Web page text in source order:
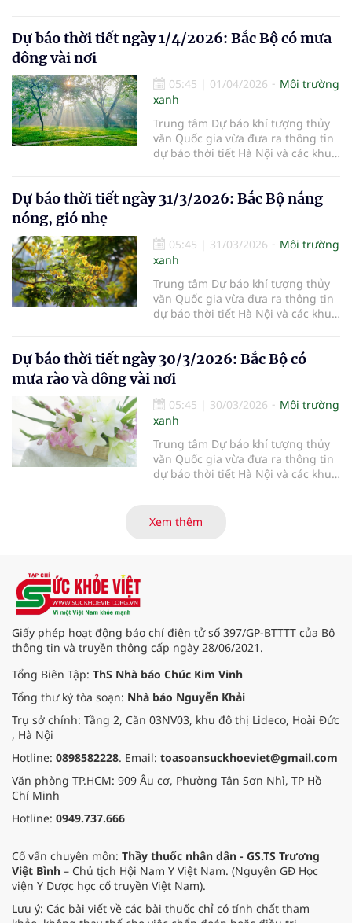
Dự báo thời tiết ngày 1/4/2026: Bắc Bộ có mưa
dông vài nơi
05:45 | 01/04/2026
Môi trường
xanh
Trung tâm Dự báo khí tượng thủy
văn Quốc gia vừa đưa ra thông tin
dự báo thời tiết Hà Nội và các khu
Dự báo thời tiết ngày 31/3/2026: Bắc Bộ nắng
nóng, gió nhẹ
05:45 | 31/03/2026
Môi trường
xanh
Trung tâm Dự báo khí tượng thủy
văn Quốc gia vừa đưa ra thông tin
dự báo thời tiết Hà Nội và các khu
Dự báo thời tiết ngày 30/3/2026: Bắc Bộ có
mưa rào và dông vài nơi
05:45 | 30/03/2026
Môi trường
xanh
Trung tâm Dự báo khí tượng thủy
văn Quốc gia vừa đưa ra thông tin
dự báo thời tiết Hà Nội và các khu
Xem thêm
Giấy phép hoạt động báo chí điện tử số 397/GP-BTTTT của Bộ
thông tin và truyền thông cấp ngày 28/06/2021.
Tổng Biên Tập: ThS Nhà báo Chúc Kim Vinh
Tổng thư ký tòa soạn: Nhà báo Nguyễn Khải
Trụ sở chính: Tầng 2, Căn 03NV03, khu đô thị Lideco, Hoài Đức
, Hà Nội
Hotline: 0898582228. Email: toasoansuckhoeviet@gmail.com
Văn phòng TP.HCM: 909 Âu cơ, Phường Tân Sơn Nhì, TP Hồ
Chí Minh
Hotline: 0949.737.666
Cố vấn chuyên môn: Thầy thuốc nhân dân - GS.TS Trương
Việt Bình – Chủ tịch Hội Nam Y Việt Nam. (Nguyên GĐ Học
viện Y Dược học cổ truyền Việt Nam).
Lưu ý: Các bài viết về các bài thuốc chỉ có tính chất tham